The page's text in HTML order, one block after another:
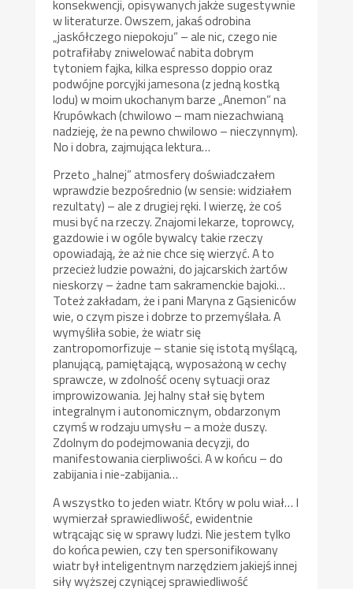
konsekwencji, opisywanych jakże sugestywnie
w literaturze. Owszem, jakaś odrobina
„jaskółczego niepokoju” – ale nic, czego nie
potrafiłaby zniwelować nabita dobrym
tytoniem fajka, kilka espresso doppio oraz
podwójne porcyjki jamesona (z jedną kostką
lodu) w moim ukochanym barze „Anemon” na
Krupówkach (chwilowo – mam niezachwianą
nadzieję, że na pewno chwilowo – nieczynnym).
No i dobra, zajmująca lektura…
Przeto „halnej” atmosfery doświadczałem
wprawdzie bezpośrednio (w sensie: widziałem
rezultaty) – ale z drugiej ręki. I wierzę, że coś
musi być na rzeczy. Znajomi lekarze, toprowcy,
gazdowie i w ogóle bywalcy takie rzeczy
opowiadają, że aż nie chce się wierzyć. A to
przecież ludzie poważni, do jajcarskich żartów
nieskorzy – żadne tam sakramenckie bajoki…
Toteż zakładam, że i pani Maryna z Gąsieniców
wie, o czym pisze i dobrze to przemyślała. A
wymyśliła sobie, że wiatr się
zantropomorfizuje – stanie się istotą myślącą,
planującą, pamiętającą, wyposażoną w cechy
sprawcze, w zdolność oceny sytuacji oraz
improwizowania. Jej halny stał się bytem
integralnym i autonomicznym, obdarzonym
czymś w rodzaju umysłu – a może duszy.
Zdolnym do podejmowania decyzji, do
manifestowania cierpliwości. A w końcu – do
zabijania i nie-zabijania…
A wszystko to jeden wiatr. Który w polu wiał… I
wymierzał sprawiedliwość, ewidentnie
wtrącając się w sprawy ludzi. Nie jestem tylko
do końca pewien, czy ten spersonifikowany
wiatr był inteligentnym narzędziem jakiejś innej
siły wyższej czyniącej sprawiedliwość